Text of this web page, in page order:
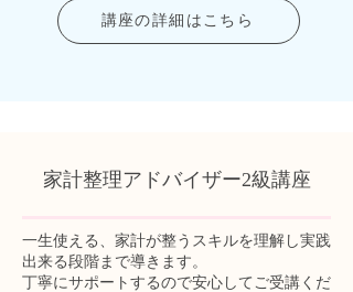
講座の詳細はこちら
家計整理アドバイザー2級講座
一生使える、家計が整うスキルを理解し実践
出来る段階まで導きます。
丁寧にサポートするので安心してご受講くだ